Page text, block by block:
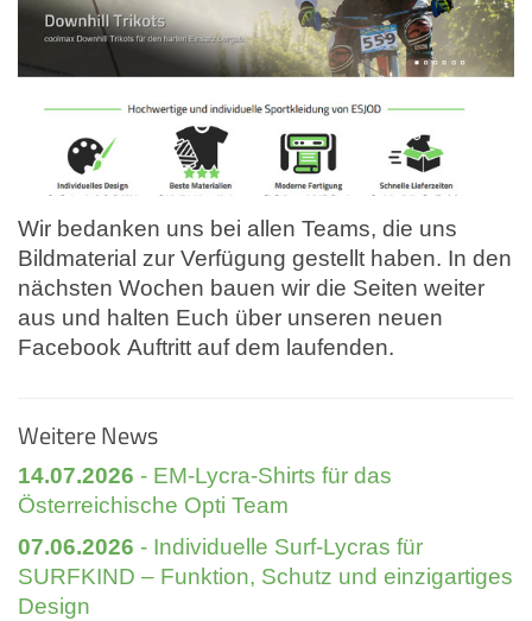
Wir bedanken uns bei allen Teams, die uns
Bildmaterial zur Verfügung gestellt haben. In den
nächsten Wochen bauen wir die Seiten weiter
aus und halten Euch über unseren neuen
Facebook Auftritt auf dem laufenden.
Weitere News
14.07.2026 - EM-Lycra-Shirts für das
Österreichische Opti Team
07.06.2026 - Individuelle Surf-Lycras für
SURFKIND – Funktion, Schutz und einzigartiges
Design